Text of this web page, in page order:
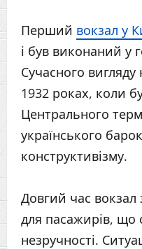
Перший вокзал у
і був виконаний у
Сучасного
1932 роках, коли
Центрального
українського
конструктивізму.
Довгий час
для пасажирів, що
незручності.